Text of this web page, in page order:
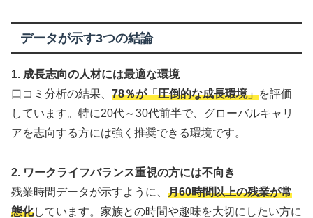
データが示す3つの結論
1. 成長志向の人材には最適な環境
口コミ分析の結果、 78％が「圧倒的な成長環境」を評価
しています。特に20代～30代前半で、グローバルキャリ
アを志向する方には強く推奨できる環境です。
2. ワークライフバランス重視の方には不向き
残業時間データが示すように、 月60時間以上の残業が常
態化しています。家族との時間や趣味を大切にしたい方に